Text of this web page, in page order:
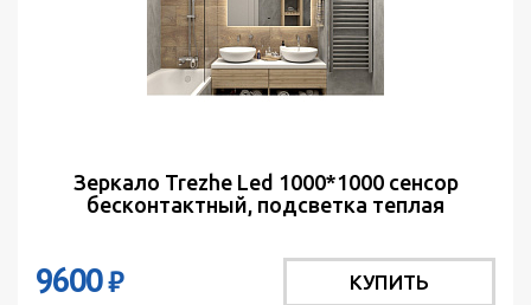
Зеркало Trezhe Led 1000*1000 сенсор
бесконтактный, подсветка теплая
9600₽ КУПИТЬ